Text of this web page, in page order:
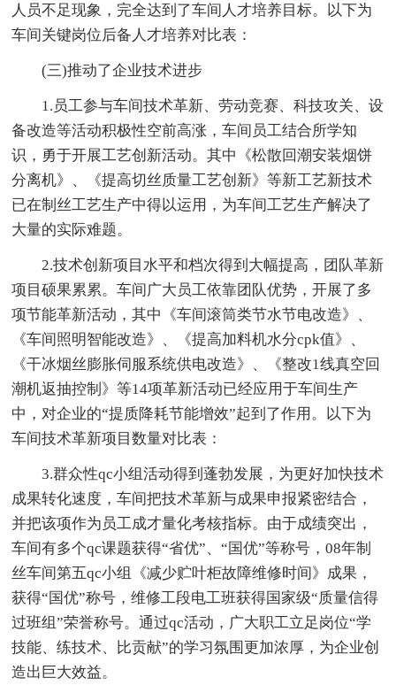
人员不足现象，完全达到了车间人才培养目标。以下为
车间关键岗位后备人才培养对比表：
(三)推动了企业技术进步
1.员工参与车间技术革新、劳动竞赛、科技攻关、设
备改造等活动积极性空前高涨，车间员工结合所学知
识，勇于开展工艺创新活动。其中《松散回潮安装烟饼
分离机》、《提高切丝质量工艺创新》等新工艺新技术
已在制丝工艺生产中得以运用，为车间工艺生产解决了
大量的实际难题。
2.技术创新项目水平和档次得到大幅提高，团队革新
项目硕果累累。车间广大员工依靠团队优势，开展了多
项节能革新活动，其中《车间滚筒类节水节电改造》、
《车间照明智能改造》、《提高加料机水分cpk值》、
《干冰烟丝膨胀伺服系统供电改造》、《整改1线真空回
潮机返抽控制》等14项革新活动已经应用于车间生产
中，对企业的“提质降耗节能增效”起到了作用。以下为
车间技术革新项目数量对比表：
3.群众性qc小组活动得到蓬勃发展，为更好加快技术
成果转化速度，车间把技术革新与成果申报紧密结合，
并把该项作为员工成才量化考核指标。由于成绩突出，
车间有多个qc课题获得“省优”、“国优”等称号，08年制
丝车间第五qc小组《减少贮叶柜故障维修时间》成果，
获得“国优”称号，维修工段电工班获得国家级“质量信得
过班组”荣誉称号。通过qc活动，广大职工立足岗位“学
技能、练技术、比贡献”的学习氛围更加浓厚，为企业创
造出巨大效益。